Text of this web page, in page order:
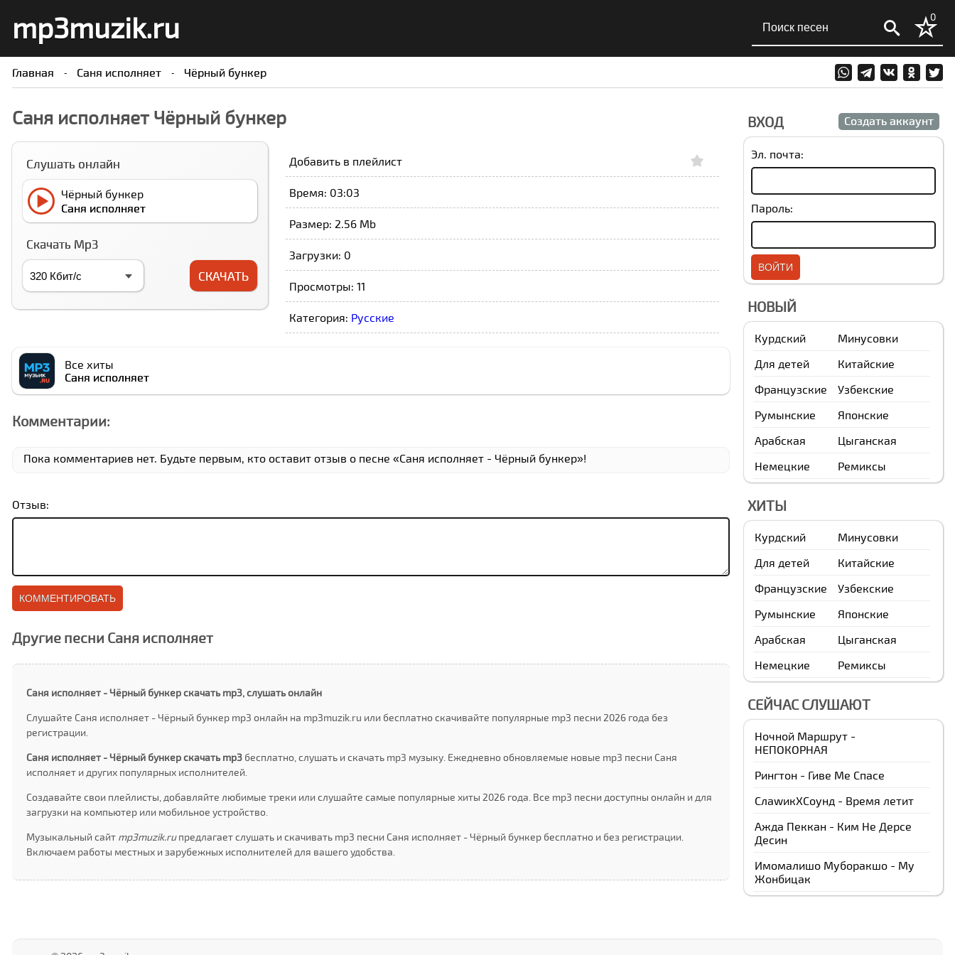
mp3muzik.ru 0
Главная Саня исполняет Чёрный бункер
Саня исполняет Чёрный бункер
Слушать онлайн
Чёрный бункер
Саня исполняет
Скачать Mp3
СКАЧАТЬ
Добавить в плейлист
Время: 03:03
Размер: 2.56 Mb
Загрузки: 0
Просмотры: 11
Категория: Русские
Все хиты
Саня исполняет
Комментарии:
Пока комментариев нет. Будьте первым, кто оставит отзыв о песне «Саня исполняет - Чёрный бункер»!
Отзыв:
Другие песни Саня исполняет
Саня исполняет - Чёрный бункер скачать mp3, слушать онлайн
Слушайте Саня исполняет - Чёрный бункер mp3 онлайн на mp3muzik.ru или бесплатно скачивайте популярные mp3 песни 2026 года без
регистрации.
Саня исполняет - Чёрный бункер скачать mp3бесплатно, слушать и скачать mp3 музыку. Ежедневно обновляемые новые mp3 песни Саня
исполняет и других популярных исполнителей.
Создавайте свои плейлисты, добавляйте любимые треки или слушайте самые популярные хиты 2026 года. Все mp3 песни доступны онлайн и для
загрузки на компьютер или мобильное устройство.
Музыкальный сайт mp3muzik.ruпредлагает слушать и скачивать mp3 песни Саня исполняет - Чёрный бункер бесплатно и без регистрации.
Включаем работы местных и зарубежных исполнителей для вашего удобства.
ВХОД Создать аккаунт
Эл. почта:
Пароль:
НОВЫЙ
Курдский
Минусовки
Для детей
Китайские
Французские
Узбекские
Румынские
Японские
Арабская
Цыганская
Немецкие
Ремиксы
ХИТЫ
Курдский
Минусовки
Для детей
Китайские
Французские
Узбекские
Румынские
Японские
Арабская
Цыганская
Немецкие
Ремиксы
СЕЙЧАС СЛУШАЮТ
Ночной Маршрут -
НЕПОКОРНАЯ
Рингтон - Гиве Ме Спаcе
СлаwикXСоунд - Время летит
Ажда Пеккан - Ким Не Дерсе
Десин
Имомалишо Муборакшо - Му
Жонбицак